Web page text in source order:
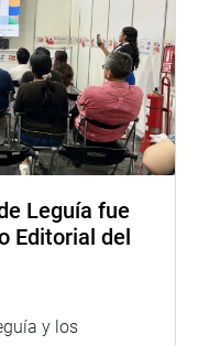
entre otros”, señaló
Regional Docente Las
a la parlamentaria
el nosocomio y
trabajando por su
Leguía fue
Editorial del
y los